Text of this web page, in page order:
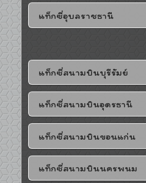
แท็กซี่อุบลราชธานี
แท็กซี่สนามบินบุรีรัมย์
แท็กซี่สนามบินอุดรธานี
แท็กซี่สนามบินขอนแก่น
แท็กซี่สนามบินนครพนม